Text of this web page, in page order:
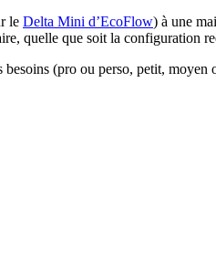
le Delta Mini d’EcoFlow) à une
quelle que soit la configuration
(pro ou perso, petit, moyen